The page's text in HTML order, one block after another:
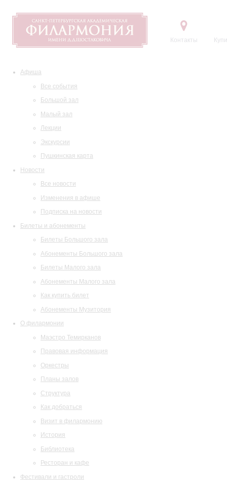
Контакты
Афиша
Все события
Большой зал
Малый зал
Лекции
Экскурсии
Пушкинская карта
Новости
Все новости
Изменения в афише
Подписка на новости
Билеты и абонементы
Билеты Большого зала
Абонементы Большого зала
Билеты Малого зала
Абонементы Малого зала
Как купить билет
Абонементы Музитория
О филармонии
Маэстро Темирканов
Правовая информация
Оркестры
Планы залов
Структура
Как добраться
Визит в филармонию
История
Библиотека
Ресторан и кафе
Фестивали и гастроли